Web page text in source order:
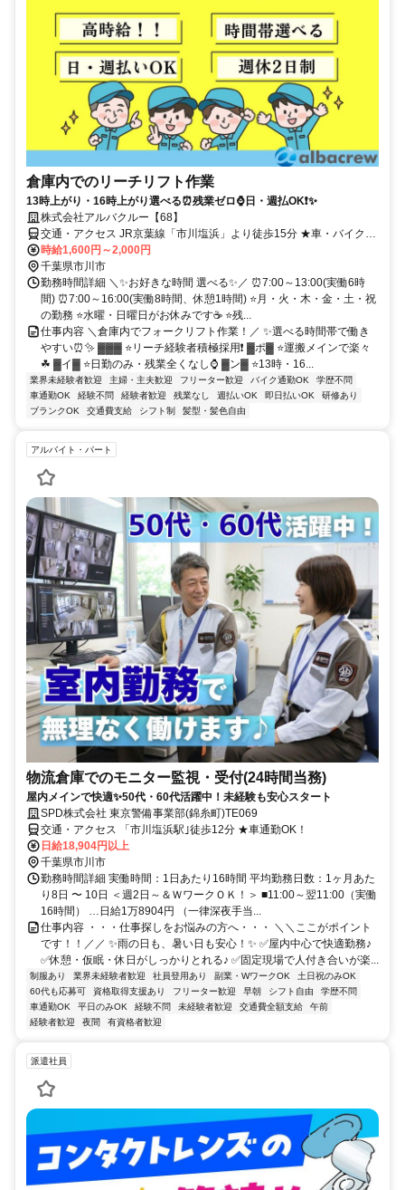
倉庫内でのリーチリフト作業
13時上がり・16時上がり選べる⏰残業ゼロ⌚日・週払OK❗✨
株式会社アルバクルー【68】
交通・アクセス JR京葉線「市川塩浜」より徒歩15分 ★車・バイク・
自転車通勤OK
時給1,600円～2,000円
千葉県市川市
勤務時間詳細 ＼✨お好きな時間 選べる✨／ ⏰7:00～13:00(実働6時
間) ⏰7:00～16:00(実働8時間、休憩1時間) ⭐月・火・木・金・土・祝
の勤務 ⭐水曜・日曜日がお休みです☕ ⭐残...
仕事内容 ＼倉庫内でフォークリフト作業！／ ✨選べる時間帯で働き
やすい⏰✨ ▓▓▓ ⭐リーチ経験者積極採用❗ ▓ポ▓ ⭐運搬メインで楽々
☘ ▓イ▓ ⭐日勤のみ・残業全くなし⌚ ▓ン▓ ⭐13時・16...
業界未経験者歓迎 主婦・主夫歓迎 フリーター歓迎 バイク通勤OK
学歴不問
車通勤OK
経験不問 経験者歓迎 残業なし 週払いOK 即日払いOK
研修あり
ブランクOK
交通費支給 シフト制 髪型・髪色自由
アルバイト・パート
物流倉庫でのモニター監視・受付(24時間当務)
屋内メインで快適✨50代・60代活躍中！未経験も安心スタート
SPD株式会社 東京警備事業部(錦糸町)TE069
交通・アクセス 「市川塩浜駅｣徒歩12分 ★車通勤OK！
日給18,904円以上
千葉県市川市
勤務時間詳細 実働時間：1日あたり16時間 平均勤務日数：1ヶ月あた
り8日 〜 10日 ＜週2日～＆ＷワークＯＫ！＞ ■11:00～翌11:00（実働
16時間） …日給1万8904円 （一律深夜手当...
仕事内容 ・・・仕事探しをお悩みの方へ・・・ ＼＼ここがポイント
です！！／／ ✨雨の日も、暑い日も安心！✨ ✅屋内中心で快適勤務♪
✅休憩・仮眠・休日がしっかりとれる♪ ✅固定現場で人付き合いが楽...
制服あり 業界未経験者歓迎 社員登用あり 副業・WワークOK
土日祝のみOK
60代も応募可
資格取得支援あり フリーター歓迎 早朝 シフト自由
学歴不問
車通勤OK
平日のみOK 経験不問 未経験者歓迎 交通費全額支給
午前
経験者歓迎
夜間 有資格者歓迎
派遣社員